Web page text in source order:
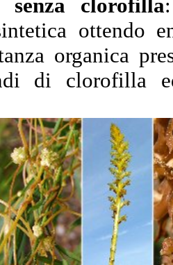
senza clorofilla
ottendo
organica
di clorofilla